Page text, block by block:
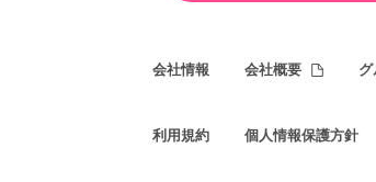
会社情報 会社概要
利用規約 個人情報保護方針